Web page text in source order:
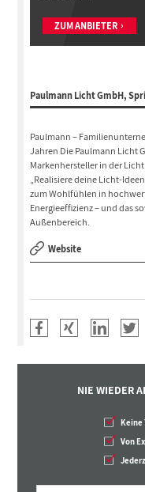
ZUM ANBIETER
Paulmann Licht GmbH,
Paulmann –
Jahren Die Paulmann Licht
Markenhersteller in der
„Realisiere deine Licht-
zum Wohlfühlen in
Energieeffizienz – und das
Außenbereich.
Website
NIE WIEDER
Keine
Von